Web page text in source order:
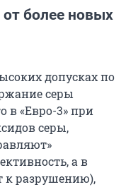
более новых
допусках по
серы
в «Евро-3» при
серы,
а в
к разрушению),